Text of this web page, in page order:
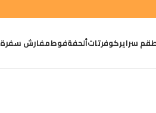
سرايركوفرتاتألحفةفوطمفارش سفرة